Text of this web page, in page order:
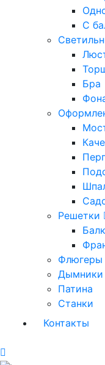
С
Бра
Решетки
Флюгеры
Дымники
Патина
Станки
Контакты